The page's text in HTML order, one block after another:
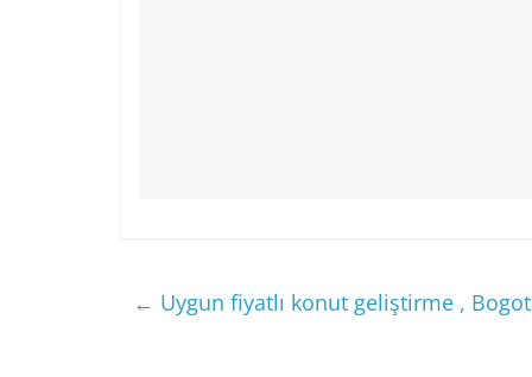
← Uygun fiyatlı konut geliştirme ,